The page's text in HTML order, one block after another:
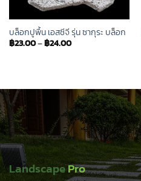
บล็อกปูพื้น เอสซีจี รุ่น ซากุระ บล็อก
฿23.00–฿24.00
LandscapePro